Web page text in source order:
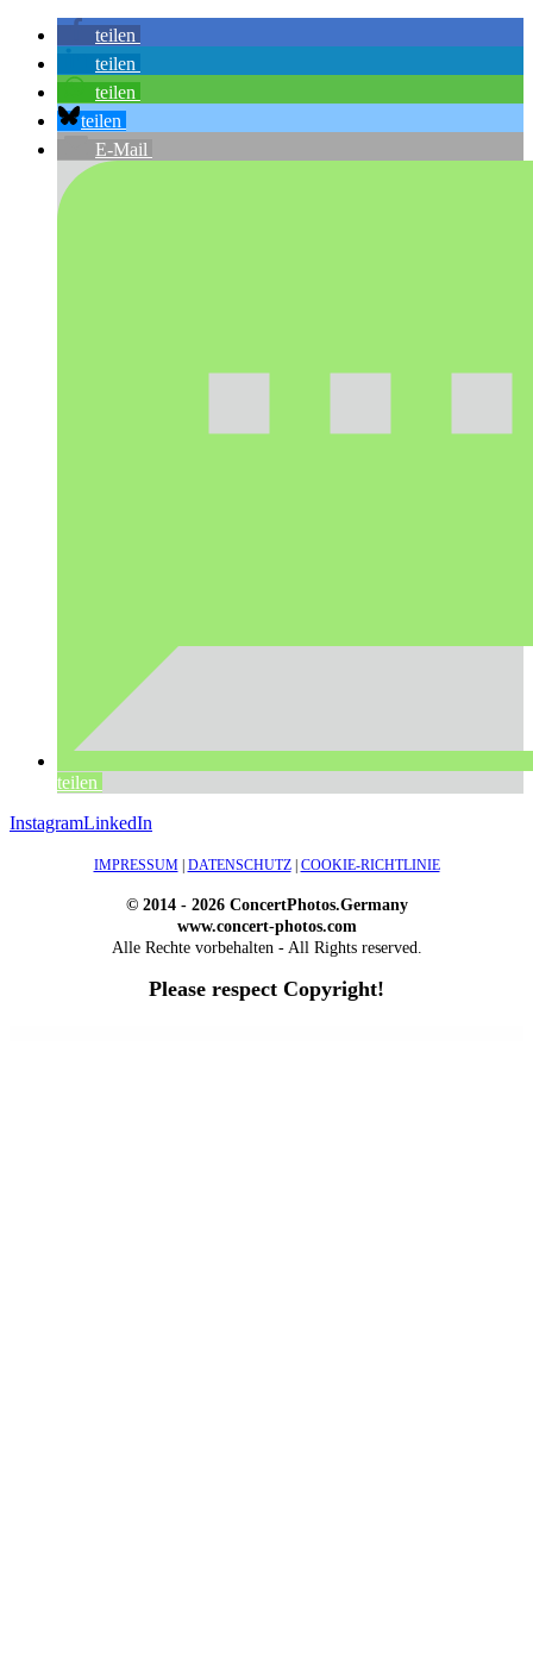
teilen
teilen
teilen
teilen
E-Mail
teilen
InstagramLinkedIn
IMPRESSUM| DATENSCHUTZ| COOKIE-RICHTLINIE
© 2014 - 2026 ConcertPhotos.Germany
www.concert-photos.com
Alle Rechte vorbehalten - All Rights reserved.
Please respect Copyright!